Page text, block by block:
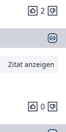
2
Zitat anzeigen
0